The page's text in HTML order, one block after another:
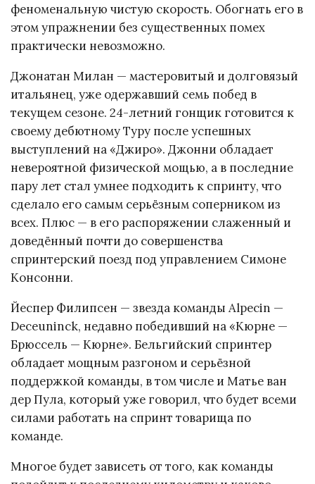
феноменальную чистую скорость. Обогнать его в
этом упражнении без существенных помех
практически невозможно.
Джонатан Милан — мастеровитый и долговязый
итальянец, уже одержавший семь побед в
текущем сезоне. 24-летний гонщик готовится к
своему дебютному Туру после успешных
выступлений на «Джиро». Джонни обладает
невероятной физической мощью, а в последние
пару лет стал умнее подходить к спринту, что
сделало его самым серьёзным соперником из
всех. Плюс — в его распоряжении слаженный и
доведённый почти до совершенства
спринтерский поезд под управлением Симоне
Консонни.
Йеспер Филипсен — звезда команды Alpecin —
Deceuninck, недавно победивший на «Кюрне —
Брюссель — Кюрне». Бельгийский спринтер
обладает мощным разгоном и серьёзной
поддержкой команды, в том числе и Матье ван
дер Пула, который уже говорил, что будет всеми
силами работать на спринт товарища по
команде.
Многое будет зависеть от того, как команды